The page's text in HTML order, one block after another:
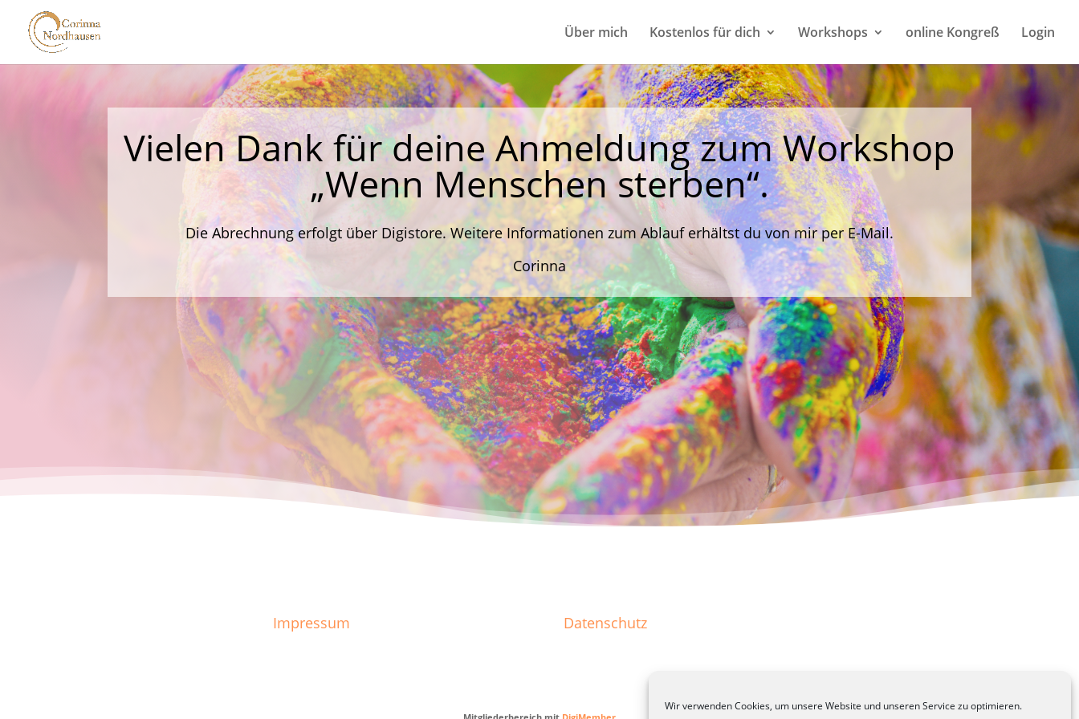
Wir verwenden Cookies, um unsere Website und unseren Service zu optimieren.
Über mich Kostenlos für dich Workshops online Kongreß Login
Vielen Dank für deine Anmeldung zum Workshop
„Wenn Menschen sterben“.
Die Abrechnung erfolgt über Digistore. Weitere Informationen zum Ablauf erhältst du von mir per E-Mail.
Corinna
Impressum Datenschutz